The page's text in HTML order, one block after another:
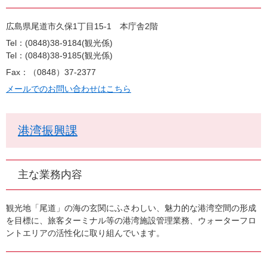
広島県尾道市久保1丁目15-1 本庁舎2階
Tel：(0848)38-9184 観光係
Tel：(0848)38-9185 観光係
Fax：（0848）37-2377
メールでのお問い合わせはこちら
港湾振興課
主な業務内容
観光地「尾道」の海の玄関にふさわしい、魅力的な港湾空間の形成
を目標に、旅客ターミナル等の港湾施設管理業務、ウォーターフロ
ントエリアの活性化に取り組んでいます。